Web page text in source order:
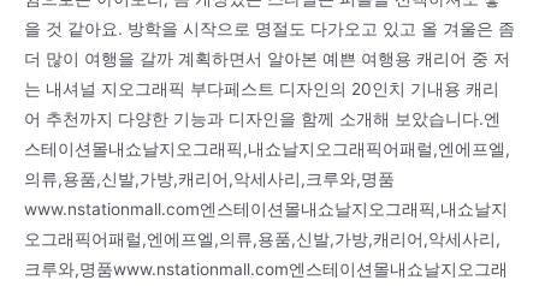
을 것 같아요. 방학을 시작으로 명절도 다가오고 있고 올 겨울은 좀
더 많이 여행을 갈까 계획하면서 알아본 예쁜 여행용 캐리어 중 저
는 내셔널 지오그래픽 부다페스트 디자인의 20인치 기내용 캐리
어 추천까지 다양한 기능과 디자인을 함께 소개해 보았습니다.엔
스테이션몰내쇼날지오그래픽,내쇼날지오그래픽어패럴,엔에프엘,
의류,용품,신발,가방,캐리어,악세사리,크루와,명품
www.nstationmall.com엔스테이션몰내쇼날지오그래픽,내쇼날지
오그래픽어패럴,엔에프엘,의류,용품,신발,가방,캐리어,악세사리,
크루와,명품www.nstationmall.com엔스테이션몰내쇼날지오그래